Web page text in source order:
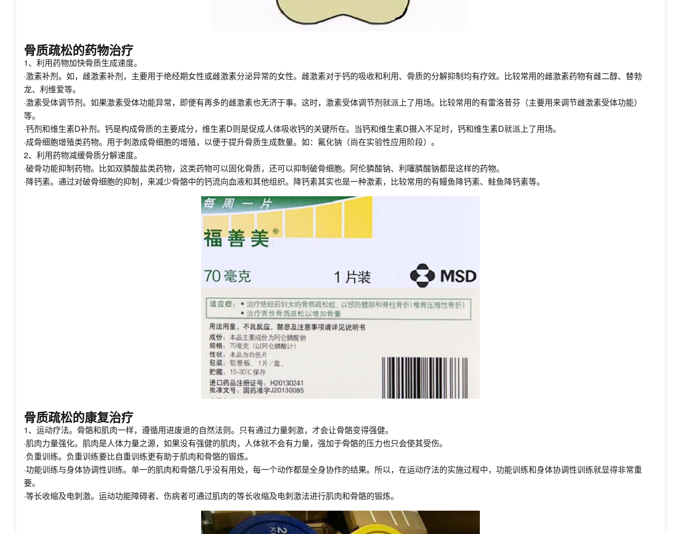
骨质疏松的药物治疗
1、利用药物加快骨质生成速度。
·激素补剂。如，雌激素补剂，主要用于绝经期女性或雌激素分泌异常的女性。雌激素对于钙的吸收和利用、骨质的分解抑制均有疗效。比较常用的雌激素药物有雌二醇、替勃
龙、利维爱等。
·激素受体调节剂。如果激素受体功能异常，即便有再多的雌激素也无济于事。这时，激素受体调节剂就派上了用场。比较常用的有雷洛昔芬（主要用来调节雌激素受体功能）
等。
·钙剂和维生素D补剂。钙是构成骨质的主要成分，维生素D则是促成人体吸收钙的关键所在。当钙和维生素D摄入不足时，钙和维生素D就派上了用场。
·成骨细胞增殖类药物。用于刺激成骨细胞的增殖，以便于提升骨质生成数量。如：氟化钠（尚在实验性应用阶段）。
2、利用药物减缓骨质分解速度。
·破骨功能抑制药物。比如双膦酸盐类药物，这类药物可以固化骨质，还可以抑制破骨细胞。阿伦膦酸钠、利噻膦酸钠都是这样的药物。
·降钙素。通过对破骨细胞的抑制，来减少骨骼中的钙流向血液和其他组织。降钙素其实也是一种激素，比较常用的有鳗鱼降钙素、鲑鱼降钙素等。
骨质疏松的康复治疗
1、运动疗法。骨骼和肌肉一样，遵循用进废退的自然法则。只有通过力量刺激，才会让骨骼变得强健。
·肌肉力量强化。肌肉是人体力量之源，如果没有强健的肌肉，人体就不会有力量，强加于骨骼的压力也只会使其受伤。
·负重训练。负重训练要比自重训练更有助于肌肉和骨骼的锻炼。
·功能训练与身体协调性训练。单一的肌肉和骨骼几乎没有用处，每一个动作都是全身协作的结果。所以，在运动疗法的实施过程中，功能训练和身体协调性训练就显得非常重
要。
·等长收缩及电刺激。运动功能障碍者、伤病者可通过肌肉的等长收缩及电刺激法进行肌肉和骨骼的锻炼。